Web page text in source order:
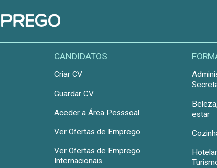
CANDIDATOS
Criar CV
Guardar CV
Aceder a Área Pesssoal
Ver Ofertas de Emprego
Ver Ofertas de Emprego
Internacionais
estar